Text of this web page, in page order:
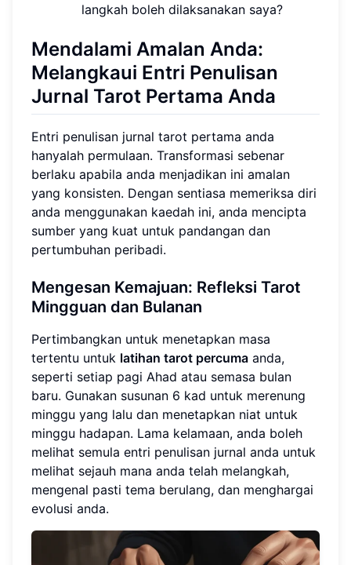
langkah boleh dilaksanakan saya?
Mendalami Amalan Anda:
Melangkaui Entri Penulisan
Jurnal Tarot Pertama Anda
Entri penulisan jurnal tarot pertama anda
hanyalah permulaan. Transformasi sebenar
berlaku apabila anda menjadikan ini amalan
yang konsisten. Dengan sentiasa memeriksa diri
anda menggunakan kaedah ini, anda mencipta
sumber yang kuat untuk pandangan dan
pertumbuhan peribadi.
Mengesan Kemajuan: Refleksi Tarot
Mingguan dan Bulanan
Pertimbangkan untuk menetapkan masa
tertentu untuk latihan tarot percuma anda,
seperti setiap pagi Ahad atau semasa bulan
baru. Gunakan susunan 6 kad untuk merenung
minggu yang lalu dan menetapkan niat untuk
minggu hadapan. Lama kelamaan, anda boleh
melihat semula entri penulisan jurnal anda untuk
melihat sejauh mana anda telah melangkah,
mengenal pasti tema berulang, dan menghargai
evolusi anda.